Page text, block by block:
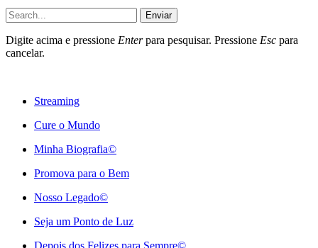
Enviar
Digite acima e pressione Enterpara pesquisar. Pressione Esc para
cancelar.
Streaming
Cure o Mundo
Minha Biografia©
Promova para o Bem
Nosso Legado©
Seja um Ponto de Luz
Depois dos Felizes para Sempre©️